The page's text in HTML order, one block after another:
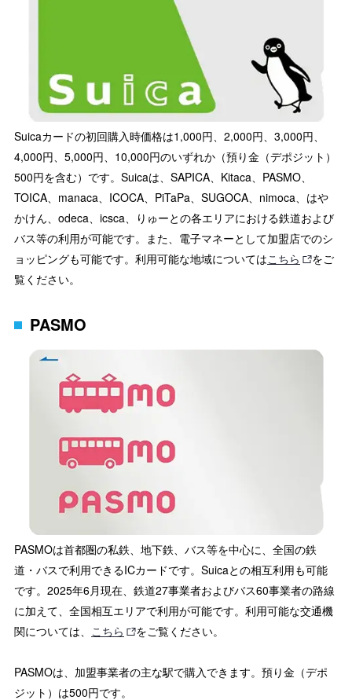
Suicaカードの初回購入時価格は1,000円、2,000円、3,000円、
4,000円、5,000円、10,000円のいずれか（預り金（デポジット）
500円を含む）です。Suicaは、SAPICA、Kitaca、PASMO、
TOICA、manaca、ICOCA、PiTaPa、SUGOCA、nimoca、はや
かけん、odeca、icsca、りゅーとの各エリアにおける鉄道および
バス等の利用が可能です。また、電子マネーとして加盟店でのシ
ョッピングも可能です。利用可能な地域についてはこちら
をご
覧ください。
PASMO
PASMOは首都圏の私鉄、地下鉄、バス等を中心に、全国の鉄
道・バスで利用できるICカードです。Suicaとの相互利用も可能
です。2025年6月現在、鉄道27事業者およびバス60事業者の路線
に加えて、全国相互エリアで利用が可能です。利用可能な交通機
関については、 こちら をご覧ください。
PASMOは、加盟事業者の主な駅で購入できます。預り金（デポ
ジット）は500円です。